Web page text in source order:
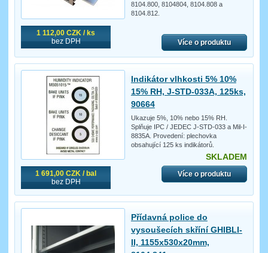
1 112,00 CZK / ks
bez DPH
8104.800, 8104804, 8104.808 a
8104.812.
Více o produktu
1 691,00 CZK / bal
bez DPH
Indikátor vlhkosti 5% 10%
15% RH, J-STD-033A, 125ks,
90664
Ukazuje 5%, 10% nebo 15% RH.
Splňuje IPC / JEDEC J-STD-033 a Mil-I-
8835A. Provedení: plechovka
obsahující 125 ks indikátorů.
SKLADEM
Více o produktu
Přídavná police do
vysoušecích skříní GHIBLI-
II, 1155x530x20mm,